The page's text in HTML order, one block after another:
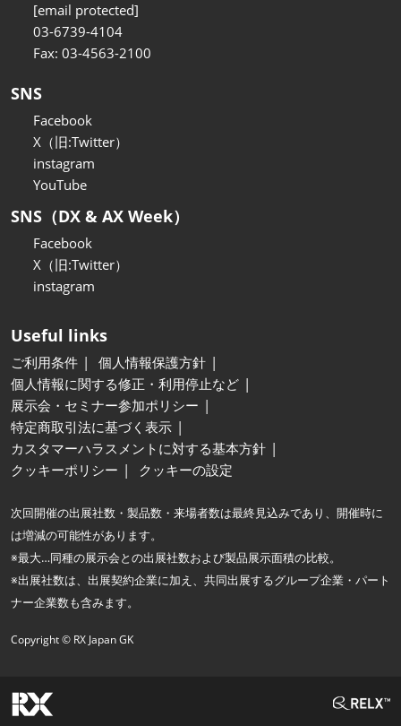
[email protected]
03-6739-4104
Fax: 03-4563-2100
SNS
Facebook
X（旧:Twitter）
instagram
YouTube
SNS（DX & AX Week）
Facebook
X（旧:Twitter）
instagram
Useful links
ご利用条件
個人情報保護方針
個人情報に関する修正・利用停止など
展示会・セミナー参加ポリシー
特定商取引法に基づく表示
カスタマーハラスメントに対する基本方針
クッキーポリシー
クッキーの設定
次回開催の出展社数・製品数・来場者数は最終見込みであり、開催時に
は増減の可能性があります。
※最大…同種の展示会との出展社数および製品展示面積の比較。
※出展社数は、出展契約企業に加え、共同出展するグループ企業・パート
ナー企業数も含みます。
Copyright © RX Japan GK